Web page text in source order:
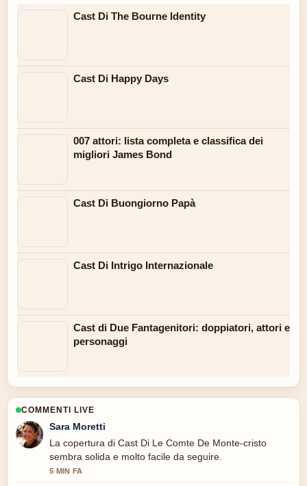
Cast Di The Bourne Identity
Cast Di Happy Days
007 attori: lista completa e classifica dei
migliori James Bond
Cast Di Buongiorno Papà
Cast Di Intrigo Internazionale
Cast di Due Fantagenitori: doppiatori, attori e
personaggi
COMMENTI LIVE
Sara Moretti
La copertura di Cast Di Le Comte De Monte-cristo
sembra solida e molto facile da seguire.
5 MIN FA